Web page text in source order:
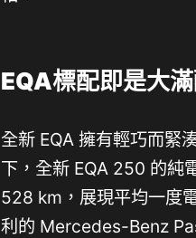
EQA標配即是大
全新 EQA 擁有輕巧而緊
下，全新 EQA 250 的純
528 km，展現平均一度
利的 Mercedes-Benz